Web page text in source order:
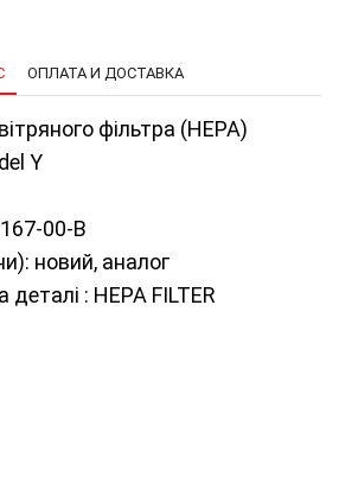
ОПЛАТА И ДОСТАВКА
фільтра (HEPA)
Y
00-B
новий, аналог
деталі : HEPA FILTER